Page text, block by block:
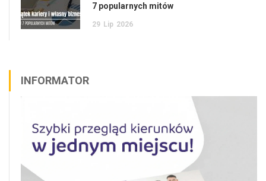
7 popularnych mitów
29 Lip 2026
INFORMATOR